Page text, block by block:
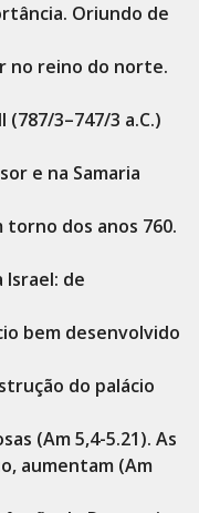
Oriundo de
no reino do norte.
3–747/3 a.C.)
e na Samaria
dos anos 760.
Israel: de
bem desenvolvido
do palácio
(Am 5,4-5.21). As
aumentam (Am